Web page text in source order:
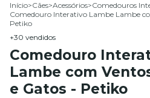
Início>Cães>Acessórios>Comedouros
Comedouro Interativo Lambe Lambe
Petiko
+30 vendidos
Comedouro
Lambe com
e Gatos - Petiko